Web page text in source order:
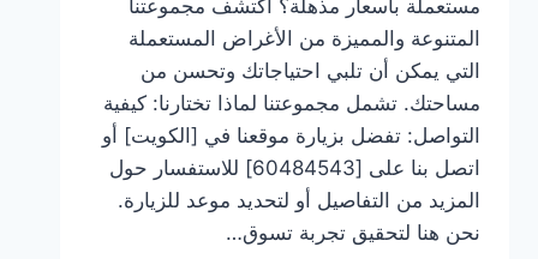
مستعملة بأسعار مذهلة؟ اكتشف مجموعتنا
المتنوعة والمميزة من الأغراض المستعملة
التي يمكن أن تلبي احتياجاتك وتحسن من
مساحتك. تشمل مجموعتنا لماذا تختارنا: كيفية
التواصل: تفضل بزيارة موقعنا في [الكويت] أو
اتصل بنا على [60484543] للاستفسار حول
المزيد من التفاصيل أو لتحديد موعد للزيارة.
نحن هنا لتحقيق تجربة تسوق…